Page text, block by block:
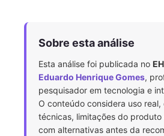
Sobre esta análise
Esta análise foi publicada no
Eduardo Henrique Gomes,
pesquisador em tecnologia e
O conteúdo considera uso
técnicas, limitações do
com alternativas antes da